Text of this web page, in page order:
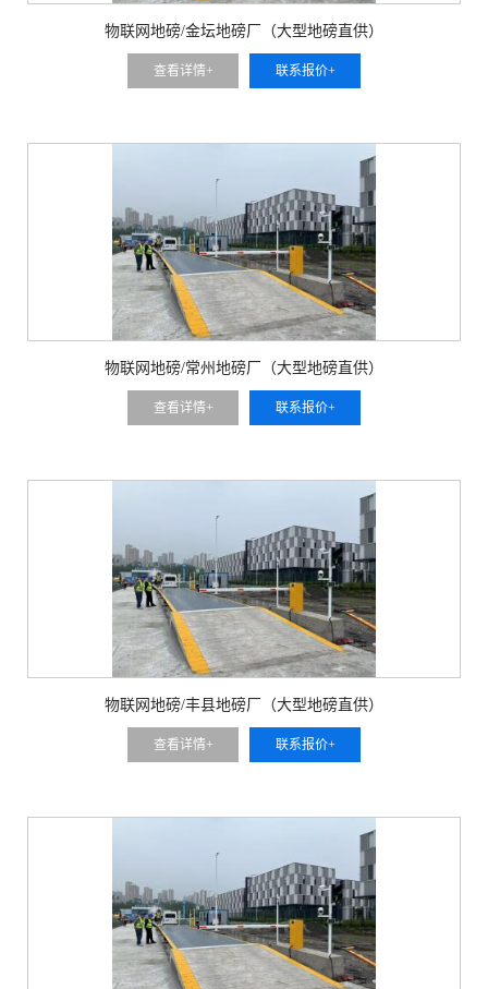
物联网地磅/金坛地磅厂（大型地磅直供）
查看详情+ 联系报价+
物联网地磅/常州地磅厂（大型地磅直供）
查看详情+ 联系报价+
物联网地磅/丰县地磅厂（大型地磅直供）
查看详情+ 联系报价+